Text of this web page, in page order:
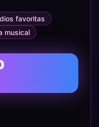
favoritas
musical